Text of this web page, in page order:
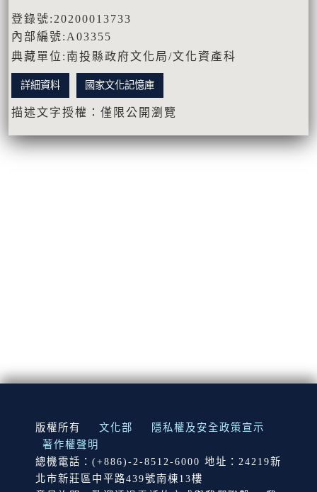
登錄號:20200013733
內部編號:A03355
典藏單位:南投縣政府文化局/文化資產科
詳細資料 國家文化記憶庫
描述文字授權：僅限公開瀏覽
:::
版權所有 文化部
隱私權及安全政策宣示
著作權聲明
總機電話：(+886)-2-8512-6000 地址：24219新
北市新莊區中平路439號南棟13樓